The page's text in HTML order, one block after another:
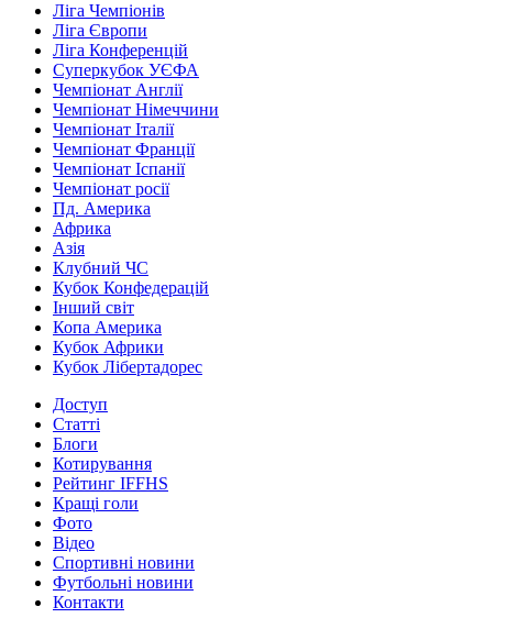
Ліга Чемпіонів
Ліга Європи
Ліга Конференцій
Суперкубок УЄФА
Чемпіонат Англії
Чемпіонат Німеччини
Чемпіонат Італії
Чемпіонат Франції
Чемпіонат Іспанії
Чемпіонат росії
Пд. Америка
Африка
Азія
Клубний ЧС
Кубок Конфедерацій
Інший світ
Копа Америка
Кубок Африки
Кубок Лібертадорес
Доступ
Статті
Блоги
Котирування
Рейтинг IFFHS
Кращі голи
Фото
Відео
Спортивні новини
Футбольні новини
Контакти